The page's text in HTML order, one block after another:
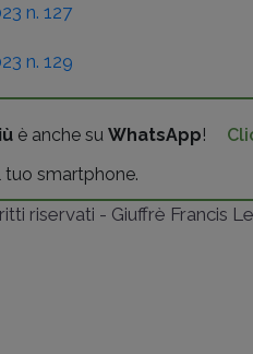
n. 127
n. 129
è anche suWhatsApp!
tuo smartphone.
riservati - Giuffrè Francis